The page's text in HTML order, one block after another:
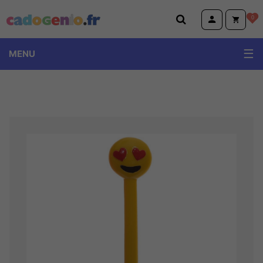
Cadogenio.fr 0
MENU
TOPModel Miss Melody Ylvi